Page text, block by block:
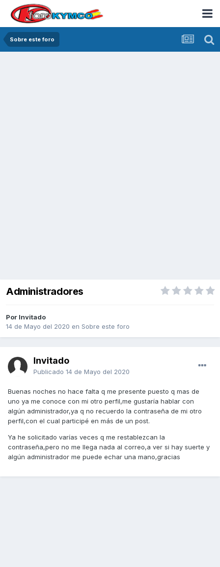
Sobre este foro
Administradores
Por Invitado
14 de Mayo del 2020 en Sobre este foro
Invitado
Publicado 14 de Mayo del 2020
Buenas noches no hace falta q me presente puesto q mas de
uno ya me conoce con mi otro perfil,me gustaría hablar con
algún administrador,ya q no recuerdo la contraseña de mi otro
perfil,con el cual participé en más de un post.
Ya he solicitado varías veces q me restablezcan la
contraseña,pero no me llega nada al correo,a ver si hay suerte y
algún administrador me puede echar una mano,gracias